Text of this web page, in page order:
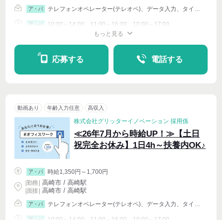
ア・パ テレフォンオペレーター(テレオペ)、データ入力、タイピング(PC・パソコン・インターネット)、イベントその他
ア・パ 10:00～14:00、11:00～16:00、10:00～17:00
もっと見る
応募する 電話する
動画あり 年齢入力任意 高収入
株式会社グリッターイノベーション 採用係
≪26年7月から時給UP！≫【土日
祝完全お休み】1日4h～扶養内OK♪
ア・パ
時給1,350円～1,700円
|勤務 高崎市 / 高崎駅
| 面接 | 高崎市 / 高崎駅
ア・パ テレフォンオペレーター(テレオペ)、データ入力、タイピング(PC・パソコン・インターネット)、イベントその他